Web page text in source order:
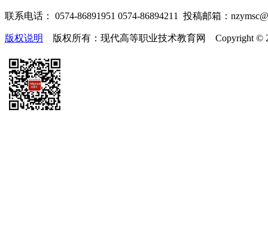
联系电话： 0574-86891951 0574-86894211 投稿邮箱：
版权说明 版权所有：现代高等职业技术教育网 Copyright ©